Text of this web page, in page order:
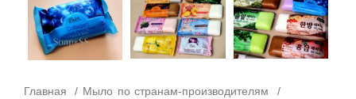
Главная
Мыло по странам-производителям